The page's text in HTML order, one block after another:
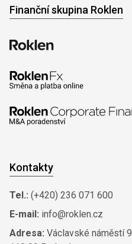
Finanční skupina Roklen
Kontakty
Tel.: (+420) 236 071 600
E-mail: info@roklen.cz
Adresa: Václavské náměstí 9